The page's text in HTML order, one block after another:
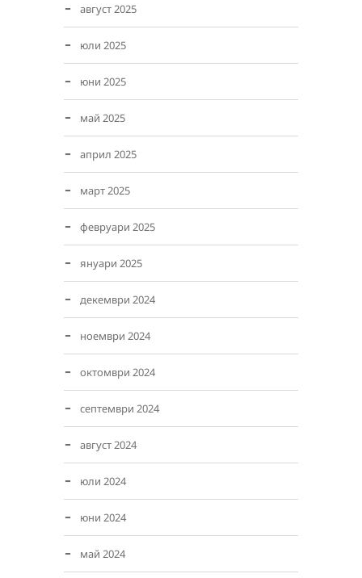
август 2025
юли 2025
юни 2025
май 2025
април 2025
март 2025
февруари 2025
януари 2025
декември 2024
ноември 2024
октомври 2024
септември 2024
август 2024
юли 2024
юни 2024
май 2024